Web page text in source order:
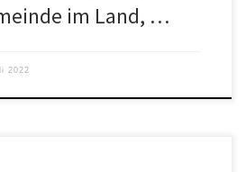
im Land, …
2022